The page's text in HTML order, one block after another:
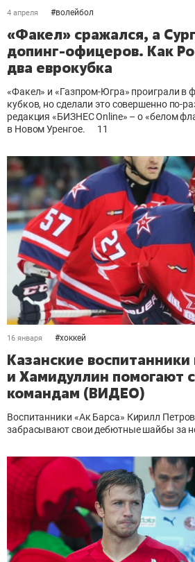
4 апреля #волейбол
«Факел» сражался, а
допинг-офицеров. Как
два еврокубка
«Факел» и «Газпром-Югра» проиграли в
кубков, но сделали это совершенно по-
редакция «БИЗНЕС Online» – о «белом
в Новом Уренгое.
11
16 января #хоккей
Казанские
и Хамидуллин помогают
командам (ВИДЕО)
Воспитанники «Ак Барса» Кирилл
забрасывают свои дебютные шайбы за